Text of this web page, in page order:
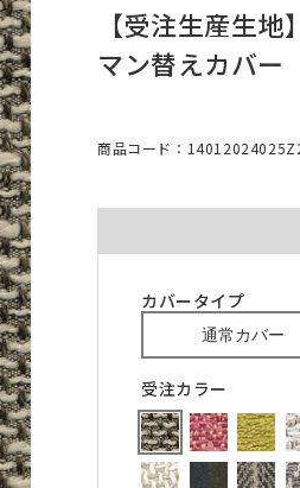
【受注生産生
マン替えカバー
商品コード：
カバータイプ
通常カバー
受注カラー
ります。
±1cm程度の誤差が生じま
幅50～100cmまで、スト
までは、片開き1枚での縫
での製作はできませんので
金額
(税込)
ークが付いている商品が対
ションと併用することはで
品の加工はできません。
ヒダ）
金額
(税込)
(税込)